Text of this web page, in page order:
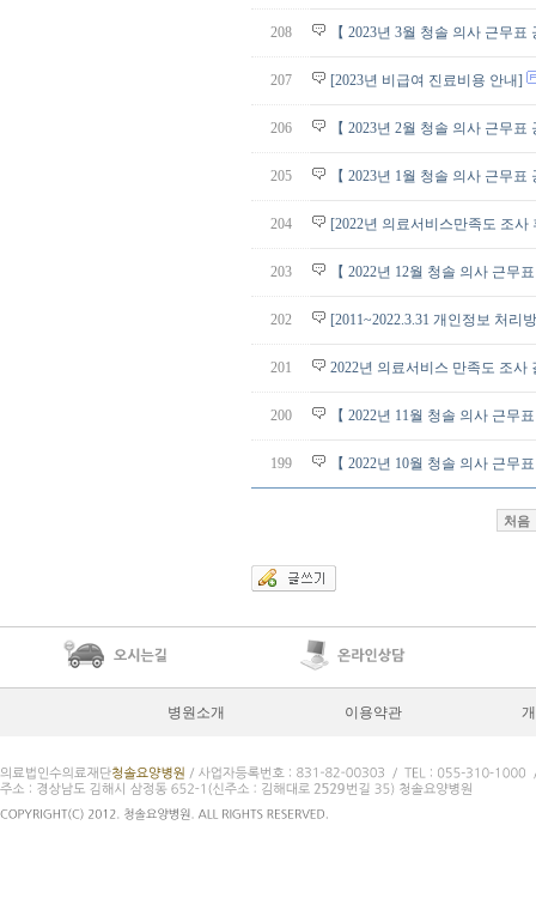
208 【 2023년 3월 청솔 의사 근무표
207 [2023년 비급여 진료비용 안내]
206 【 2023년 2월 청솔 의사 근무표
205 【 2023년 1월 청솔 의사 근무표
204 [2022년 의료서비스만족도 조
203 【 2022년 12월 청솔 의사 근무
202 [2011~2022.3.31 개인정보 처리
201 2022년 의료서비스 만족도 조사
200 【 2022년 11월 청솔 의사 근무
199 【 2022년 10월 청솔 의사 근무
처음
병원소개 이용약관